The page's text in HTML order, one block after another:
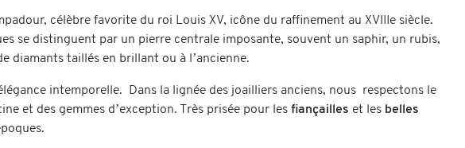
célèbre favorite du roi Louis XV, icône du raffinement au XVIIIe siècle.
se distinguent par un pierre centrale imposante, souvent un saphir, un rubis,
diamants taillés en brillant ou à l’ancienne.
intemporelle. Dans la lignée des joailliers anciens, nous respectons le
et des gemmes d’exception. Très prisée pour les fiançailles et les belles